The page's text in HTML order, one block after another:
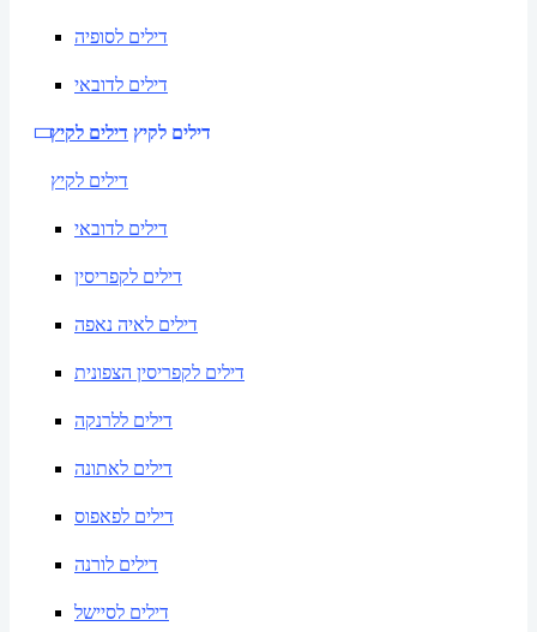
דילים לסופיה
דילים לדובאי
דילים לקיץ דילים לקיץ
דילים לקיץ
דילים לדובאי
דילים לקפריסין
דילים לאיה נאפה
דילים לקפריסין הצפונית
דילים ללרנקה
דילים לאתונה
דילים לפאפוס
דילים לורנה
דילים לסיישל